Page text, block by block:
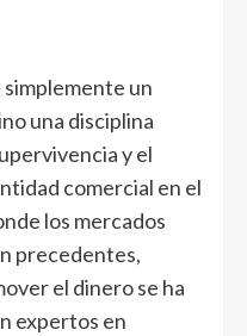
simplemente un
una disciplina
y el
comercial en el
los mercados
precedentes,
el dinero se ha
expertos en